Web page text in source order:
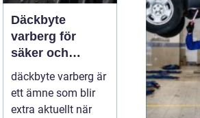
Däckbyte
varberg för
säker och
smidig körning
Året runt
däckbyte varberg är
ett ämne som blir
extra aktuellt när
och gör
resurser
igen. För
09 juli